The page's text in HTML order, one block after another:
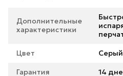
Дополнительные
характеристики
Цвет Серый
Гарантия 14